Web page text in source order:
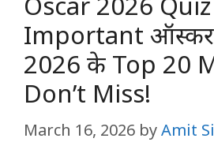
Important ऑस्कर
2026 के Top 20
Don’t Miss!
March 16, 2026 byAmit